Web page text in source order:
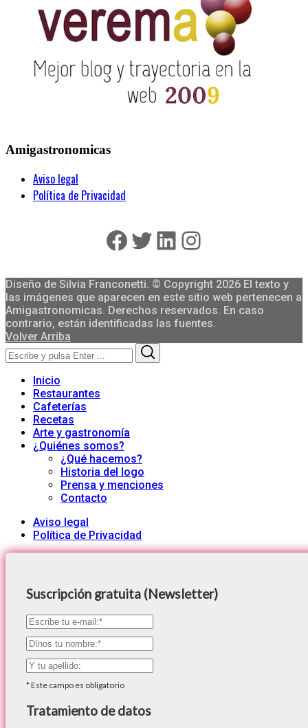
Amigastronomicas
Aviso legal
Política de Privacidad
Facebook
Twitter
LinkedIn
Instagram
Diseño de Silvia Franconetti. © Copyright 2026 El texto y
las imágenes que aparecen en este sitio web pertenecen a
Amigastronomicas. Derechos reservados. En caso
contrario, están identificadas las fuentes.
Volver Arriba
Search
for:
Inicio
Restaurantes
Cafeterías
Recetas
Arte y gastronomía
¿Quiénes somos?
¿Qué hacemos?
Historia del logo
Prensa y menciones
Contacto
Aviso legal
Política de Privacidad
Suscripción gratuita (Newsletter)
*Este campo es obligatorio
Tratamiento de datos